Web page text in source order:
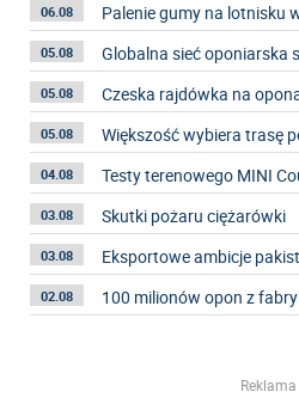
06.08 Palenie gumy na lotnisku
05.08 Globalna sieć oponiarska
05.08 Czeska rajdówka na
05.08 Większość wybiera trasę
04.08 Testy terenowego MINI
03.08 Skutki pożaru ciężarówki
03.08 Eksportowe ambicje
02.08 100 milionów opon z
Reklama